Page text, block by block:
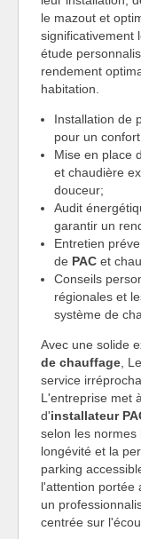
le mazout et
significativement
étude
rendement
habitation.
Installation de
pour un
Mise en place
et chaudière
douceur;
Audit
garantir un
Entretien
de PAC et
Conseils
régionales et
système de
Avec une solide
de chauffage ,
service
L'entreprise met
d'installateur
selon les normes
longévité et la
parking
l'attention portée
un
centrée sur